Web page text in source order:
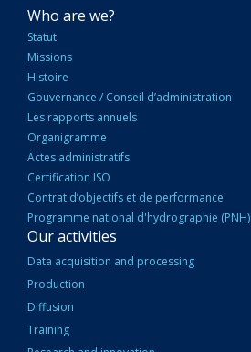
NAVIGATION
PRINCIPALE
Who are we?
Statut
Missions
Histoire
Gouvernance / Conseil d’administration
Les rapports annuels
Organigramme
Actes administratifs
Certification ISO
Contrat d’objectifs et de performance
Programme national d'hydrographie (PNH)
Our activities
Data acquisition and processing
Production
Diffusion
Training